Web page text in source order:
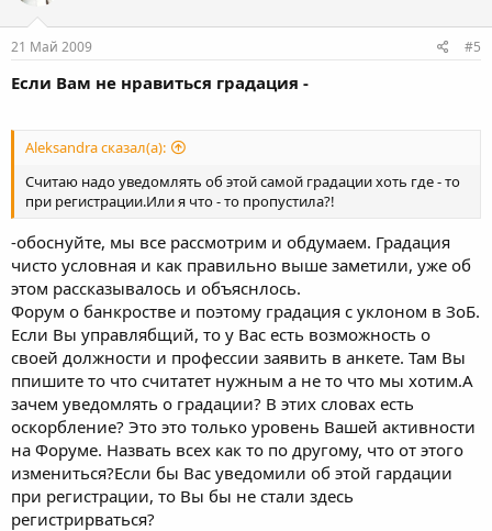
21 Май 2009 #5
Если Вам не нравиться градация -
Aleksandra сказал(а):
Считаю надо уведомлять об этой самой градации хоть где - то
при регистрации.Или я что - то пропустила?!
-обоснуйте, мы все рассмотрим и обдумаем. Градация
чисто условная и как правильно выше заметили, уже об
этом рассказывалось и объяснлось.
Форум о банкростве и поэтому градация с уклоном в ЗоБ.
Если Вы управлябщий, то у Вас есть возможность о
своей должности и профессии заявить в анкете. Там Вы
ппишите то что считатет нужным а не то что мы хотим.А
зачем уведомлять о градации? В этих словах есть
оскорбление? Это это только уровень Вашей активности
на Форуме. Назвать всех как то по другому, что от этого
измениться?Если бы Вас уведомили об этой гардации
при регистрации, то Вы бы не стали здесь
регистрирваться?